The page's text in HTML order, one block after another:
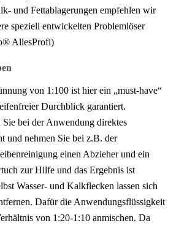
und Fettablagerungen empfehlen wir
speziell entwickelten Problemlöser
AllesProfi)
von 1:100 ist hier ein „must-have“
Durchblick garantiert.
Sie bei der Anwendung direktes
und nehmen Sie bei z.B. der
einen Abzieher und ein
zur Hilfe und das Ergebnis ist
Wasser- und Kalkflecken lassen sich
Dafür die Anwendungsflüssigkeit
von 1:20-1:10 anmischen. Da